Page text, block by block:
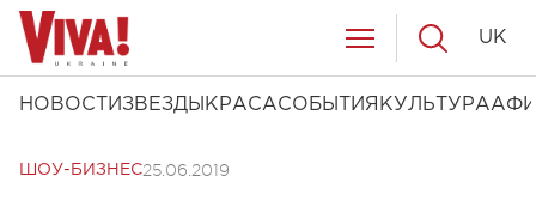
НОВОСТИ ЗВЕЗДЫ КРАСАСОБЫТИЯ КУЛЬТУРА
UK
ШОУ-БИЗНЕС25.06.2019